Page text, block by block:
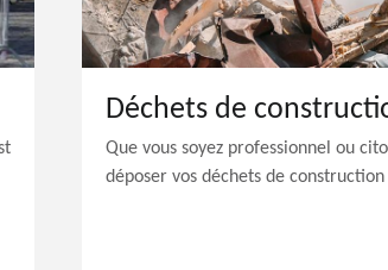
Déchets de
Que vous soyez professionnel ou
déposer vos déchets de